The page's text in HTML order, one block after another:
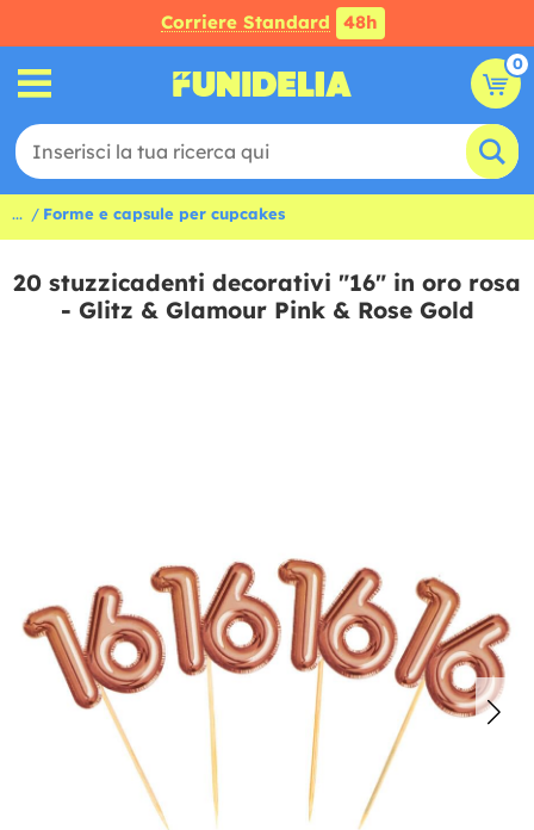
Corriere Standard 48h
0
... Forme e capsule per cupcakes
20 stuzzicadenti decorativi "16" in oro rosa
- Glitz & Glamour Pink & Rose Gold